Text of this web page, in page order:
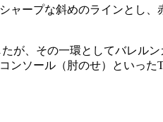
ープな斜めのラインとし
、その一環としてバレル
ソール（肘のせ）といっ